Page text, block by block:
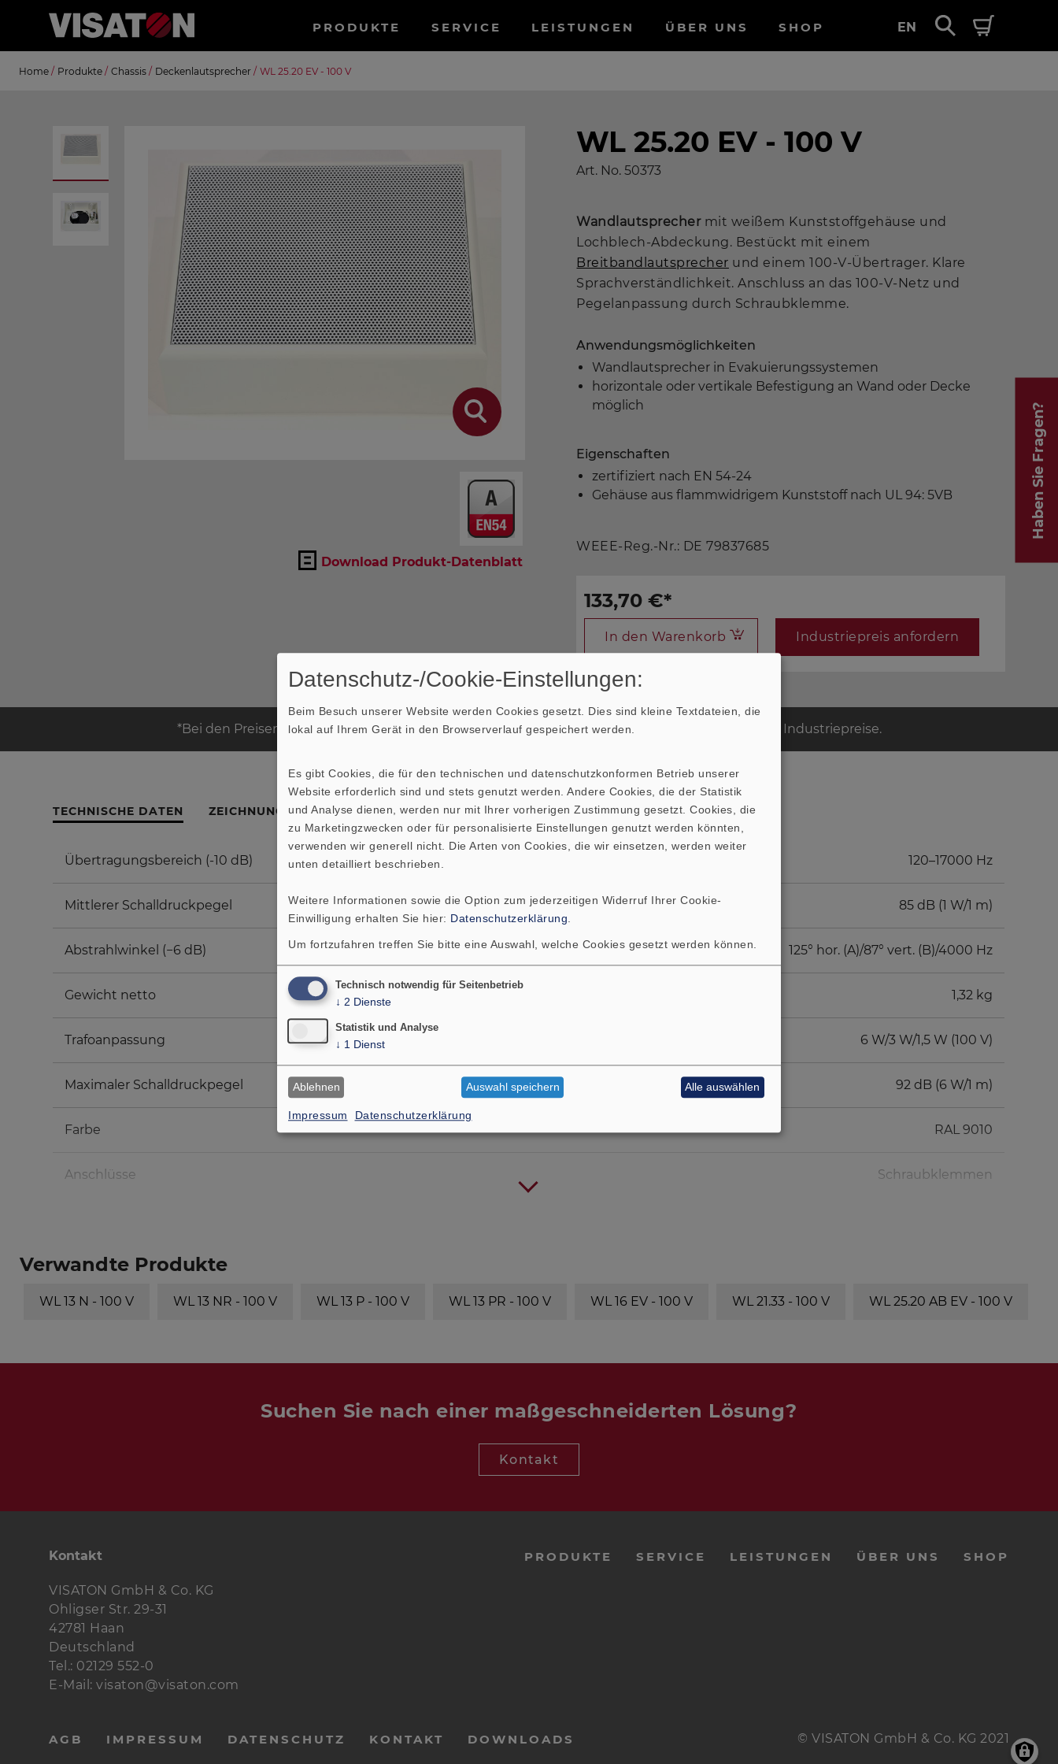
Hauptnavigation
PRODUKTE SERVICE LEISTUNGEN ÜBER UNS SHOP EN
Suche
Haben Sie Fragen?
Home / Produkte / Chassis / Deckenlautsprecher / WL 25.20 EV - 100 V
Download Produkt-Datenblatt
WL 25.20 EV - 100 V
Art. No. 50373
Wandlautsprechermit weißem Kunststoffgehäuse und
Lochblech-Abdeckung. Bestückt mit einem
Breitbandlautsprecher und einem 100-V-Übertrager. Klare
Sprachverständlichkeit. Anschluss an das 100-V-Netz und
Pegelanpassung durch Schraubklemme.
Anwendungsmöglichkeiten
Wandlautsprecher in Evakuierungssystemen
horizontale oder vertikale Befestigung an Wand oder Decke
möglich
Eigenschaften
zertifiziert nach EN 54-24
Gehäuse aus flammwidrigem Kunststoff nach UL 94: 5VB
WEEE-Reg.-Nr.: DE 79837685
133,70 €*
In den Warenkorb Industriepreis anfordern
*Bei den Preisen handelt es sich um Bruttopreise für Privatkunden. Auf Anfrage erhalten Sie die Industriepreise.
TECHNISCHE DATEN ZEICHNUNG AMPLITUDEN- UND IMPEDANZFREQUENZGANG RICHTDIAGRAMM
Übertragungsbereich (-10 dB) 120–17000 Hz
Mittlerer Schalldruckpegel 85 dB (1 W/1 m)
Abstrahlwinkel (−6 dB) 125° hor. (A)/87° vert. (B)/4000 Hz
Gewicht netto 1,32 kg
Trafoanpassung 6 W/3 W/1,5 W (100 V)
Maximaler Schalldruckpegel 92 dB (6 W/1 m)
Farbe RAL 9010
Anschlüsse Schraubklemmen
Verwandte Produkte
WL 13 N - 100 V WL 13 NR - 100 V WL 13 P - 100 V WL 13 PR - 100 V WL 16 EV - 100 V WL 21.33 - 100 V WL 25.20 AB EV - 100 V
Suchen Sie nach einer maßgeschneiderten Lösung?
Kontakt
Kontakt
VISATON GmbH & Co. KG
Ohligser Str. 29-31
42781 Haan
Deutschland
Tel.: 02129 552-0
E-Mail: visaton@visaton.com
PRODUKTE SERVICE LEISTUNGEN ÜBER UNS SHOP
AGB IMPRESSUM DATENSCHUTZ KONTAKT DOWNLOADS © VISATON GmbH & Co. KG 2021
Datenschutz-/Cookie-Einstellungen:
Beim Besuch unserer Website werden Cookies gesetzt. Dies sind kleine Textdateien, die
lokal auf Ihrem Gerät in den Browserverlauf gespeichert werden.
Es gibt Cookies, die für den technischen und datenschutzkonformen Betrieb unserer
Website erforderlich sind und stets genutzt werden. Andere Cookies, die der Statistik
und Analyse dienen, werden nur mit Ihrer vorherigen Zustimmung gesetzt. Cookies, die
zu Marketingzwecken oder für personalisierte Einstellungen genutzt werden könnten,
verwenden wir generell nicht. Die Arten von Cookies, die wir einsetzen, werden weiter
unten detailliert beschrieben.
Weitere Informationen sowie die Option zum jederzeitigen Widerruf Ihrer Cookie-
Einwilligung erhalten Sie hier: Datenschutzerklärung.
Um fortzufahren treffen Sie bitte eine Auswahl, welche Cookies gesetzt werden können.
Impressum Datenschutzerklärung
Technisch notwendig für Seitenbetrieb
↓ 2 Dienste
Statistik und Analyse
↓ 1 Dienst
Ablehnen Auswahl speichern Alle auswählen